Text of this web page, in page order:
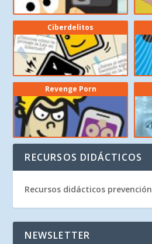
Ciberdelitos
Revenge Porn
RECURSOS DIDÁCTICOS
Recursos didácticos prevención
NEWSLETTER